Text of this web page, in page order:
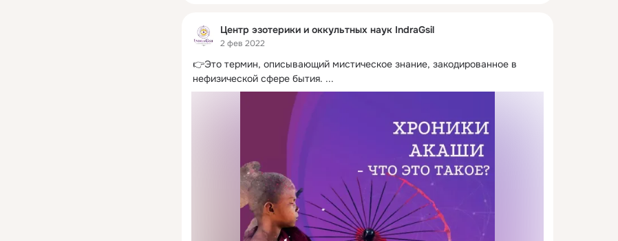
Центр эзотерики и оккультных наук IndraGsil
2 фев 2022
👉Это термин, описывающий мистическое знание, закодированное в
нефизической сфере бытия. ...